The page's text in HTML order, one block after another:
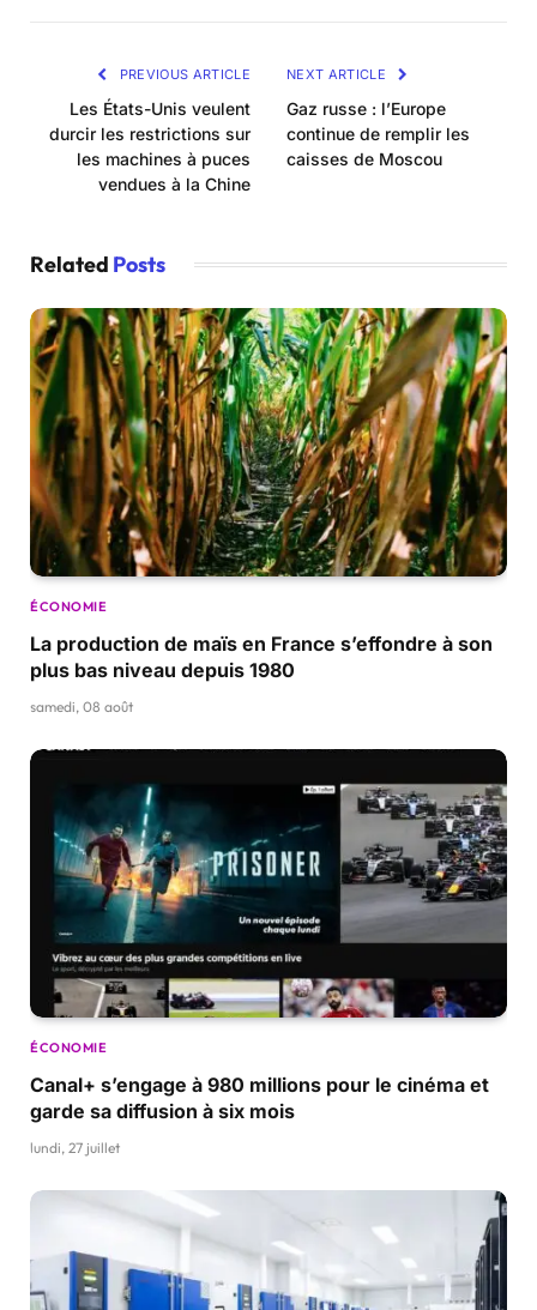
PREVIOUS ARTICLE
Les États-Unis veulent
durcir les restrictions sur
les machines à puces
vendues à la Chine
NEXT ARTICLE
Gaz russe : l’Europe
continue de remplir les
caisses de Moscou
Related Posts
ÉCONOMIE
La production de maïs en France s’effondre à son
plus bas niveau depuis 1980
samedi, 08 août
ÉCONOMIE
Canal+ s’engage à 980 millions pour le cinéma et
garde sa diffusion à six mois
lundi, 27 juillet